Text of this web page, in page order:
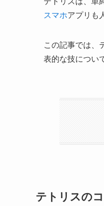
スマホアプリも
この記事では、
表的な技につい
テトリスの